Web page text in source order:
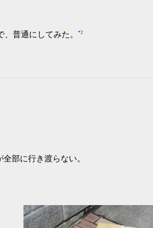
普通にしてみた。
*2
部に行き渡らない。